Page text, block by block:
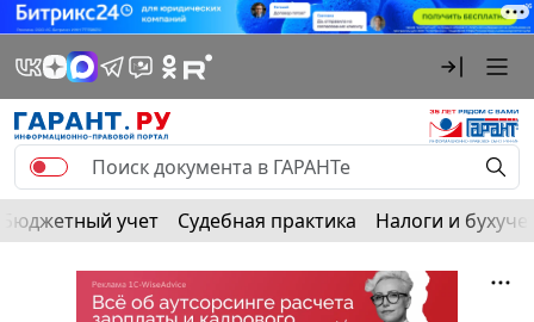
Бюджетный учет Судебная практика Налоги и